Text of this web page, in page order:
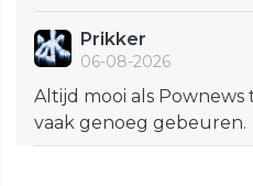
Prikker
06-08-2026
Altijd mooi als
vaak genoeg gebeuren.